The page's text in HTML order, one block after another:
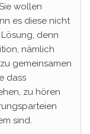
wollen
es diese nicht
denn
nämlich
gemeinsamen
dass
zu hören
sind.